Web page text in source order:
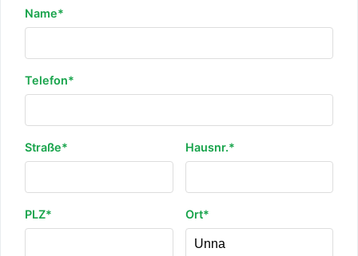
Name*
Telefon*
Straße* Hausnr.*
PLZ* Ort*